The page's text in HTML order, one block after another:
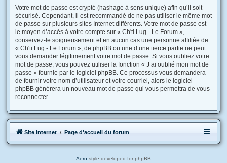
Votre mot de passe est crypté (hashage à sens unique) afin qu’il soit
sécurisé. Cependant, il est recommandé de ne pas utiliser le même mot
de passe sur plusieurs sites Internet différents. Votre mot de passe est
le moyen d’accès à votre compte sur « Ch'ti Lug - Le Forum »,
conservez-le soigneusement et en aucun cas une personne affiliée de
« Ch'ti Lug - Le Forum », de phpBB ou une d’une tierce partie ne peut
vous demander légitimement votre mot de passe. Si vous oubliez votre
mot de passe, vous pouvez utiliser la fonction « J’ai oublié mon mot de
passe » fournie par le logiciel phpBB. Ce processus vous demandera
de fournir votre nom d’utilisateur et votre courriel, alors le logiciel
phpBB générera un nouveau mot de passe qui vous permettra de vous
reconnecter.
Site internet Page d'accueil du forum
Aero style developed for phpBB